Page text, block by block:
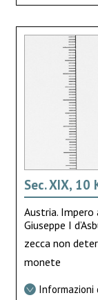
Sec. XIX, 10
Austria.
Giuseppe I
zecca non
monete